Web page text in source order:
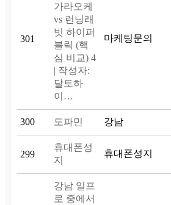
301
가라오케
vs 런닝래
빗 하이퍼
블릭 (핵
심 비교) 4
| 작성자:
달토하
이…
마케팅문의
300 도파민 강남
299
휴대폰성
지
휴대폰성지
강남 일프
로 중에서